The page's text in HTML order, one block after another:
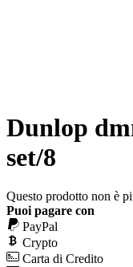
Dunlop
set/8
Questo prodotto non è
Puoi pagare con
PayPal
Crypto
Carta di Credito